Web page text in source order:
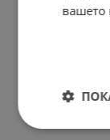
вашето